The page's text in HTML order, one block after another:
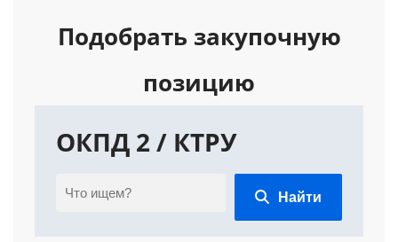
Подобрать закупочную
позицию
ОКПД 2 / КТРУ
Найти